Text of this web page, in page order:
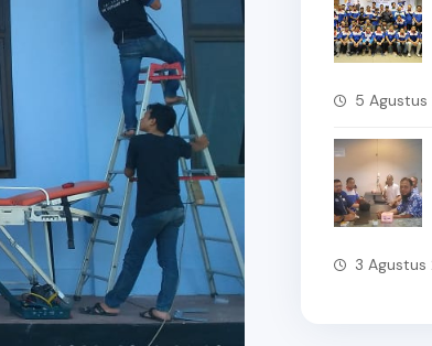
5
3 Agustus